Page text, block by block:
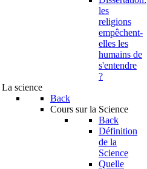
les
religions
empêchent-
elles les
humains de
s'entendre
?
La science
Back
Cours sur la Science
Back
Définition
de la
Science
Quelle